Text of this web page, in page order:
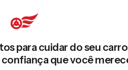
para cuidar do seu carro
que você